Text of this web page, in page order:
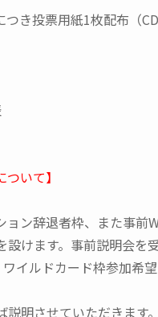
き投票用紙1枚配布（
いて】
ン辞退者枠、また事前
けます。事前説明会を
イルドカード枠参加希
明させていただきます。